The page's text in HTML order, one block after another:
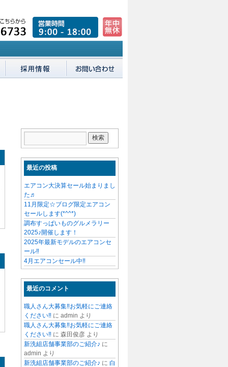
最近の投稿
エアコン大決算セール始まりまし
た♬
11月限定☆ブログ限定エアコン
セールします(*^^*)
調布すっぱいものグルメラリー
2025♪開催します！
2025年最新モデルのエアコンセ
ール‼
4月エアコンセール中‼
最近のコメント
職人さん大募集‼お気軽にご連絡
ください‼ に admin より
職人さん大募集‼お気軽にご連絡
ください‼ に 森田俊彦 より
新洗組店舗事業部のご紹介♪ に
admin より
新洗組店舗事業部のご紹介♪ に 白